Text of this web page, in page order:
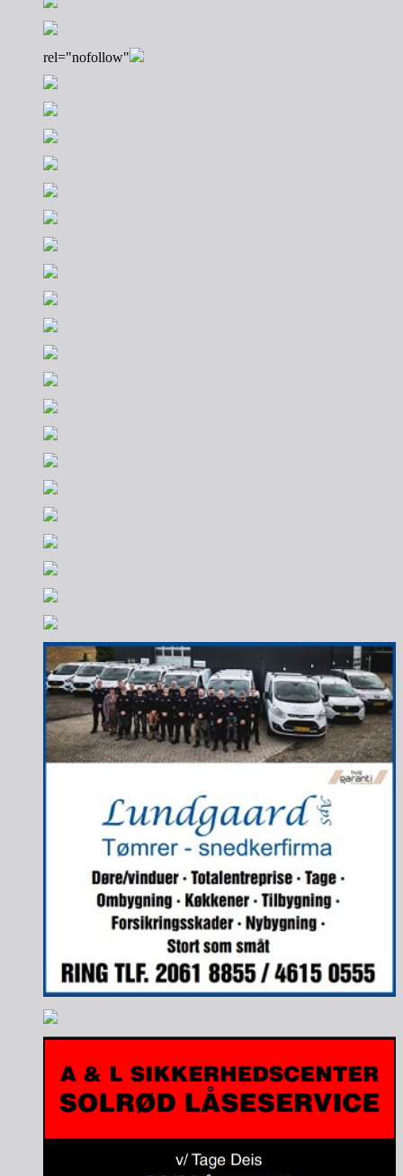
rel="nofollow"